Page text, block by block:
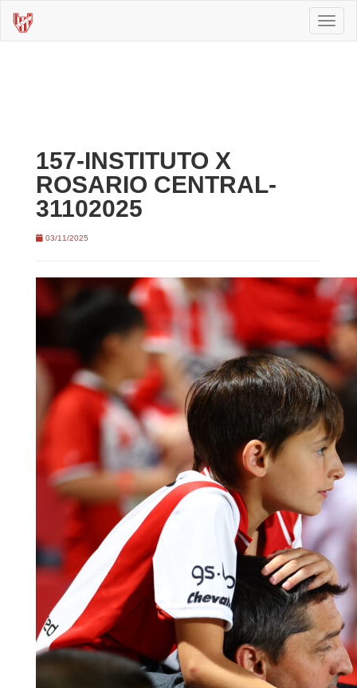
157-INSTITUTO X
ROSARIO CENTRAL-
31102025
03/11/2025